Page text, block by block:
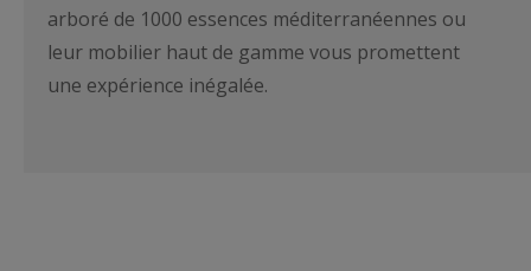
arboré de 1000 essences méditerranéennes ou
leur mobilier haut de gamme vous promettent
une expérience inégalée.